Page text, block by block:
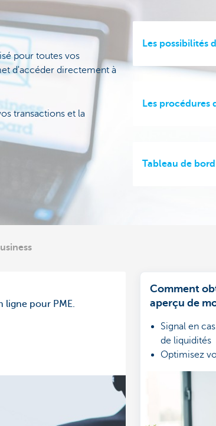
pour toutes vos
d'accéder directement à
transactions et la
Les possibilités
Les procédures
Tableau de bord
ligne pour PME.
Comment
aperçu de
Signal en
de liquidités
Optimisez
Gratuit